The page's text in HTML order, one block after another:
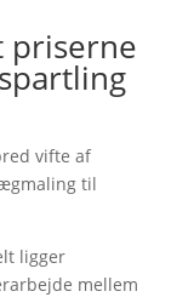
priserne
vifte af
til
ligger
mellem